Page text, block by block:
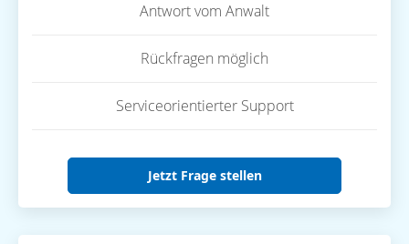
Antwort vom Anwalt
Rückfragen möglich
Serviceorientierter Support
Jetzt Frage stellen